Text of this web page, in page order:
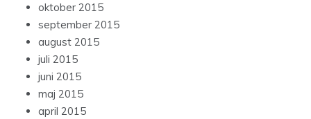
oktober 2015
september 2015
august 2015
juli 2015
juni 2015
maj 2015
april 2015